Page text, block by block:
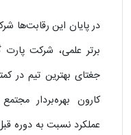
در پایان این رقابت‌ها
برتر علمی، شرکت پارت
جغتای بهترین تیم در
کارون بهره‌بردار
عملکرد نسبت به دوره